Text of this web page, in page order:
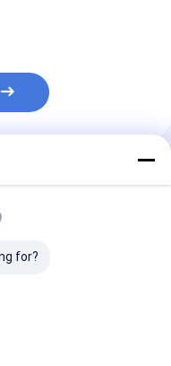
for?